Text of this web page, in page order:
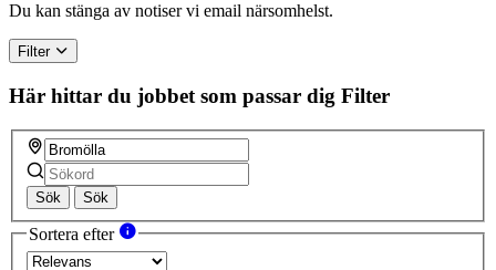
Du kan stänga av notiser vi email närsomhelst.
Filter
Här hittar du jobbet som passar dig Filter
Sök Sök
Sortera efter